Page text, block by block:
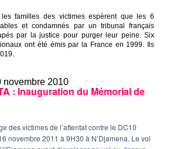
les familles des victimes espèrent que les 6
et condamnés par un tribunal français
par la justice pour purger leur peine. Six
ont été émis par la France en 1999. Ils
.
novembre 2010
: Inauguration du Mémorial de
des victimes de l’attentat contre le DC10
novembre 2011 à 9H30 à N’Djamena. Le vol